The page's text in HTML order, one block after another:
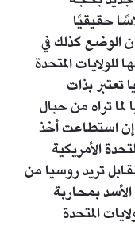
حقيقيًا
الوضع كذلك في
للولايات المتحدة
تعتبر بذات
تراه من حبال
إن استطاعت أخذ
الأمريكية
تريد روسيا من
بمحاربة
المتحدة